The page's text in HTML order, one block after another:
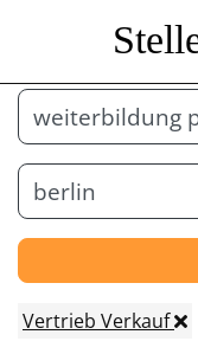
Vertrieb Verkauf